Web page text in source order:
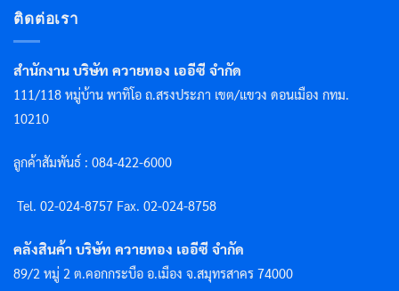
ติดต่อเรา
สำนักงาน บริษัท ควายทอง เออีซี จำกัด
111/118 หมู่บ้าน พาทิโอ ถ.สรงประภา เขต/แขวง ดอนเมือง กทม.
10210
ลูกค้าสัมพันธ์ : 084-422-6000
Tel. 02-024-8757 Fax. 02-024-8758
คลังสินค้า บริษัท ควายทอง เออีซี จำกัด
89/2 หมู่ 2 ต.คอกกระบือ อ.เมือง จ.สมุทรสาคร 74000